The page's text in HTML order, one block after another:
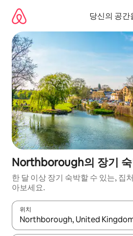
당신의 공간
Northborough의 장기
한 달 이상 장기 숙박할 수 있는, 집
아보세요.
위치
결과가 나오면 위·아래 화살표 키를